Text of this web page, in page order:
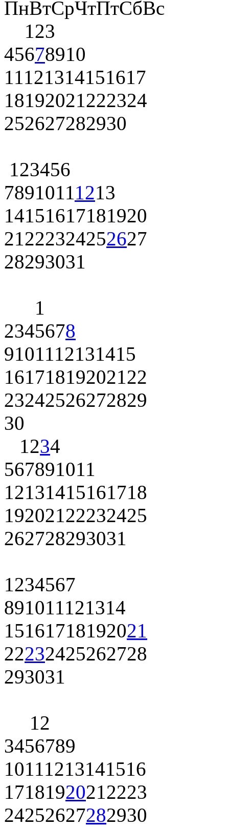
ПнВтСрЧтПтСбВс
123
45678910
11121314151617
18192021222324
252627282930
123456
78910111213
14151617181920
21222324252627
28293031
1
2345678
9101112131415
16171819202122
23242526272829
30
1234
567891011
12131415161718
19202122232425
262728293031
1234567
891011121314
15161718192021
22232425262728
293031
12
3456789
10111213141516
17181920212223
24252627282930